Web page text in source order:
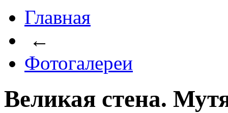
Главная
←
Фотогалереи
Великая стена.